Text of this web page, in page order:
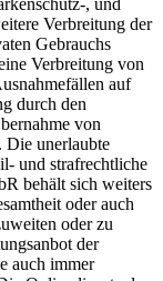
Verbreitung der
Gebrauchs
Verbreitung von
auf
durch den
von
Die unerlaubte
und strafrechtliche
behält sich weiters
oder auch
oder zu
der
auch immer